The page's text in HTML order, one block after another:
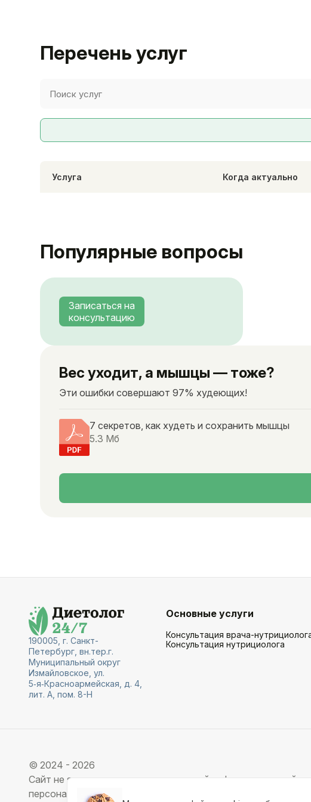
Перечень услуг
Услуга Когда актуально
Популярные вопросы
Записаться на
консультацию
Вес уходит, а мышцы — тоже?
Эти ошибки совершают 97% худеющих!
7 секретов, как худеть и сохранить мышцы
5.3 Мб
190005, г. Санкт-
Петербург, вн.тер.г.
Муниципальный округ
Измайловское, ул.
5‑я‑Красноармейская, д. 4,
лит. А, пом. 8-Н
Основные услуги
Консультация врача-
Консультация нутрициолога
© 2024 - 2026
Сайт не является средством массовой информации и
персональных данных. Частичное или полное копирование